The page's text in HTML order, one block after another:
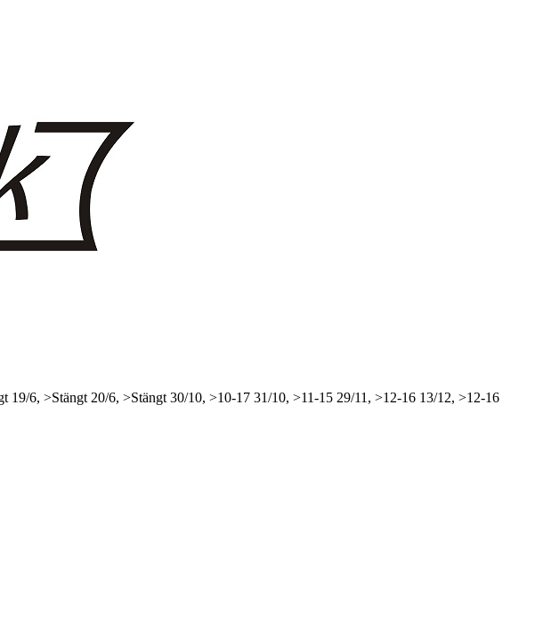
19/6, >Stängt 20/6, >Stängt 30/10, >10-17 31/10, >11-15 29/11, >12-16 13/12, >12-16